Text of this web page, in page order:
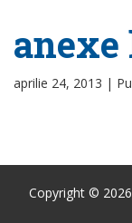
anexe
aprilie 24, 2013 |
Copyright ©